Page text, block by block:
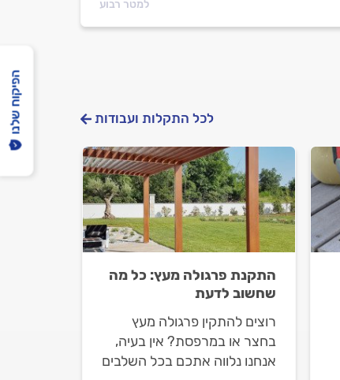
למטר רבוע
לכל התקלות ועבודות
התקנת פרגולה מעץ: כל מה
שחשוב לדעת
רוצים להתקין פרגולה מעץ
בחצר או במרפסת? אין בעיה,
אנחנו נלווה אתכם בכל השלבים
הפיקוח שלנו